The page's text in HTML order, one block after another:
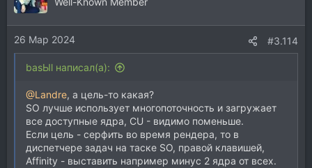
26 Мар 2024 #3.114
basЫl написал(а):
@Landre, а цель-то какая?
SO лучше использует многопоточность и загружает
все доступные ядра, CU - видимо поменьше.
Если цель - серфить во время рендера, то в
диспетчере задач на таске SO, правой клавишей,
Affinity - выставить например минус 2 ядра от всех.